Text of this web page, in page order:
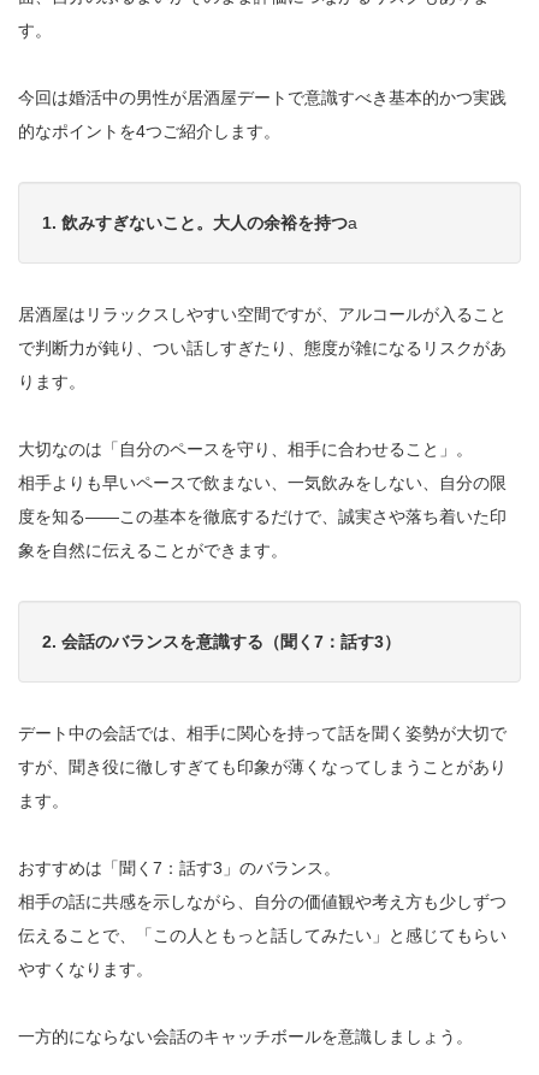
す。
今回は婚活中の男性が居酒屋デートで意識すべき基本的かつ実践
的なポイントを4つご紹介します。
1. 飲みすぎないこと。大人の余裕を持つa
居酒屋はリラックスしやすい空間ですが、アルコールが入ること
で判断力が鈍り、つい話しすぎたり、態度が雑になるリスクがあ
ります。
大切なのは「自分のペースを守り、相手に合わせること」。
相手よりも早いペースで飲まない、一気飲みをしない、自分の限
度を知る――この基本を徹底するだけで、誠実さや落ち着いた印
象を自然に伝えることができます。
2. 会話のバランスを意識する（聞く7：話す3）
デート中の会話では、相手に関心を持って話を聞く姿勢が大切で
すが、聞き役に徹しすぎても印象が薄くなってしまうことがあり
ます。
おすすめは「聞く7：話す3」のバランス。
相手の話に共感を示しながら、自分の価値観や考え方も少しずつ
伝えることで、「この人ともっと話してみたい」と感じてもらい
やすくなります。
一方的にならない会話のキャッチボールを意識しましょう。